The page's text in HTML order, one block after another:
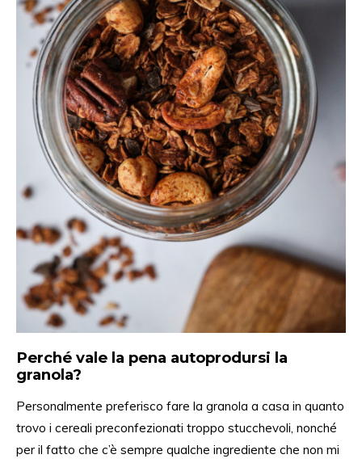
Perché vale la pena autoprodursi la
granola?
Personalmente preferisco fare la granola a casa in quanto
trovo i cereali preconfezionati troppo stucchevoli, nonché
per il fatto che c’è sempre qualche ingrediente che non mi